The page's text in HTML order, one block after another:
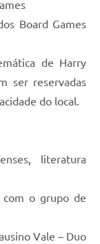
Board Games
de Harry
ser reservadas
do local.
literatura
com o grupo de
Vale – Duo